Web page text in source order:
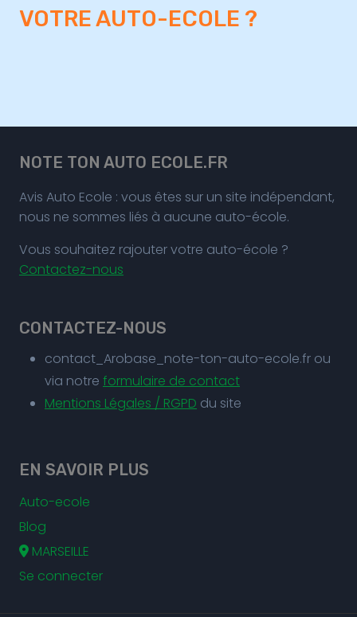
VOTRE AUTO-ECOLE ?
NOTE TON AUTO ECOLE.FR
Avis Auto Ecole : vous êtes sur un site indépendant,
nous ne sommes liés à aucune auto-école.
Vous souhaitez rajouter votre auto-école ?
Contactez-nous
CONTACTEZ-NOUS
contact_Arobase_note-ton-auto-ecole.fr ou
via notre formulaire de contact
Mentions Légales / RGPD du site
EN SAVOIR PLUS
Auto-ecole
Blog
MARSEILLE
Se connecter